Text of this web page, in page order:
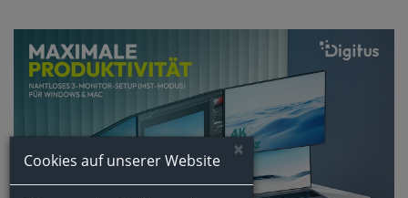
×
Cookies auf unserer Website